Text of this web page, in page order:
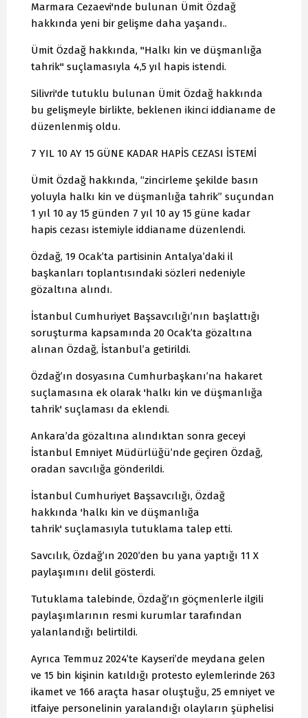
Marmara Cezaevi'nde bulunan Ümit Özdağ
hakkında yeni bir gelişme daha yaşandı..
Ümit Özdağ hakkında, "Halkı kin ve düşmanlığa
tahrik" suçlamasıyla 4,5 yıl hapis istendi.
Silivri'de tutuklu bulunan Ümit Özdağ hakkında
bu gelişmeyle birlikte, beklenen ikinci iddianame de
düzenlenmiş oldu.
7 YIL 10 AY 15 GÜNE KADAR HAPİS CEZASI İSTEMİ
Ümit Özdağ hakkında, “zincirleme şekilde basın
yoluyla halkı kin ve düşmanlığa tahrik” suçundan
1 yıl 10 ay 15 günden 7 yıl 10 ay 15 güne kadar
hapis cezası istemiyle iddianame düzenlendi.
Özdağ, 19 Ocak’ta partisinin Antalya’daki il
başkanları toplantısındaki sözleri nedeniyle
gözaltına alındı.
İstanbul Cumhuriyet Başsavcılığı’nın başlattığı
soruşturma kapsamında 20 Ocak’ta gözaltına
alınan Özdağ, İstanbul’a getirildi.
Özdağ’ın dosyasına Cumhurbaşkanı’na hakaret
suçlamasına ek olarak 'halkı kin ve düşmanlığa
tahrik' suçlaması da eklendi.
Ankara’da gözaltına alındıktan sonra geceyi
İstanbul Emniyet Müdürlüğü’nde geçiren Özdağ,
oradan savcılığa gönderildi.
İstanbul Cumhuriyet Başsavcılığı, Özdağ
hakkında 'halkı kin ve düşmanlığa
tahrik' suçlamasıyla tutuklama talep etti.
Savcılık, Özdağ’ın 2020’den bu yana yaptığı 11 X
paylaşımını delil gösterdi.
Tutuklama talebinde, Özdağ’ın göçmenlerle ilgili
paylaşımlarının resmi kurumlar tarafından
yalanlandığı belirtildi.
Ayrıca Temmuz 2024’te Kayseri’de meydana gelen
ve 15 bin kişinin katıldığı protesto eylemlerinde 263
ikamet ve 166 araçta hasar oluştuğu, 25 emniyet ve
itfaiye personelinin yaralandığı olayların şüphelisi